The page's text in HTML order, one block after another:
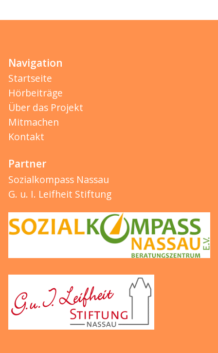
Navigation
Startseite
Hörbeiträge
Über das Projekt
Mitmachen
Kontakt
Partner
Sozialkompass Nassau
G. u. I. Leifheit Stiftung